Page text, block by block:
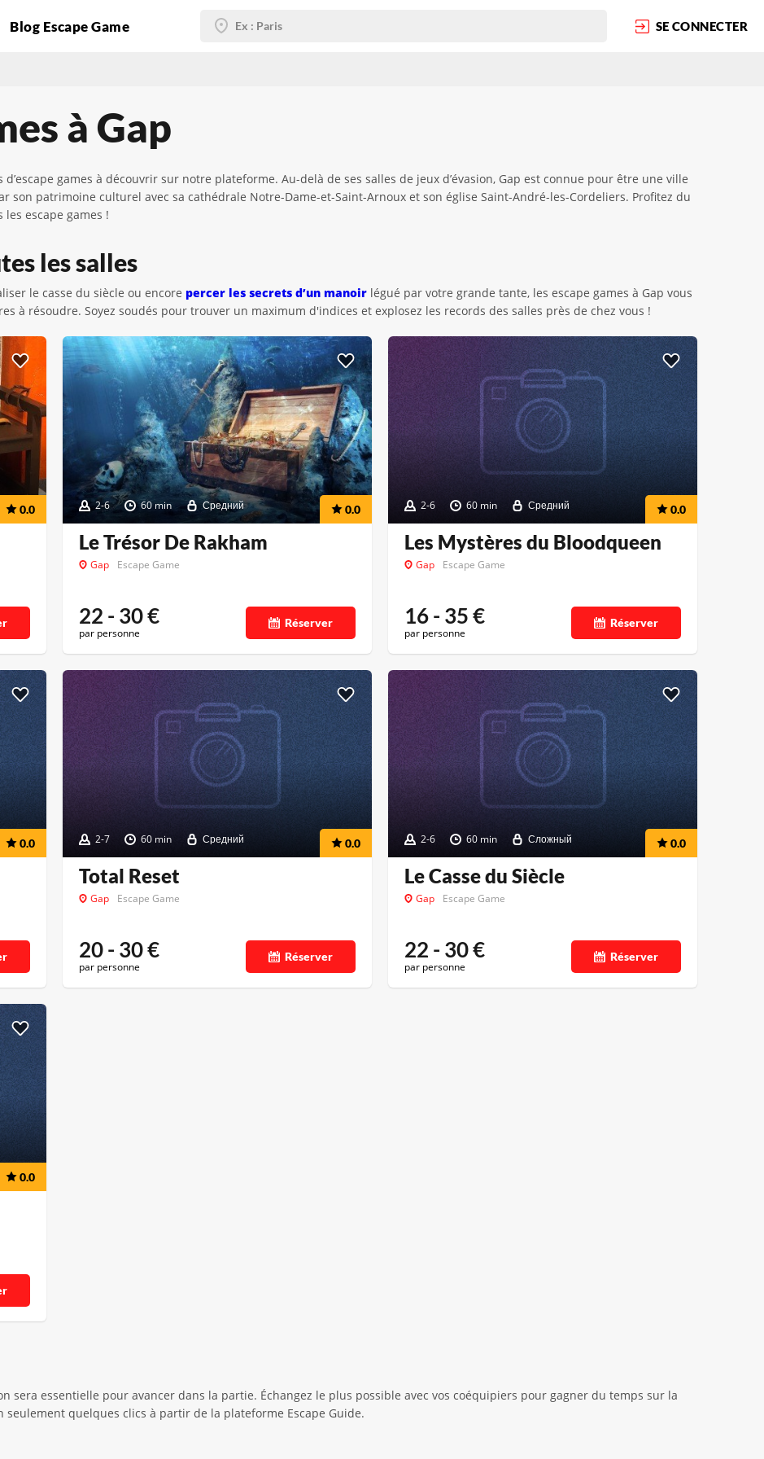
Blog Escape Game SE CONNECTER
à Gap
games à découvrir sur notre plateforme. Au-delà de ses salles de jeux d’évasion, Gap est connue pour être une ville
son patrimoine culturel avec sa cathédrale Notre-Dame-et-Saint-Arnoux et son église Saint-André-les-Cordeliers. Profitez du
escape games !
les salles
le casse du siècle ou encore percer les secrets d’un manoir légué par votre grande tante, les escape games à Gap vous
à résoudre. Soyez soudés pour trouver un maximum d'indices et explosez les records des salles près de chez vous !
0.0 2-6 60 min Средний 0.0
Le Trésor De Rakham
Gap Escape Game
22 - 30€
par personne
Réserver
2-6 60 min Средний 0.0
Les Mystères du Bloodqueen
Gap Escape Game
16 - 35€
par personne
Réserver
0.0 2-7 60 min Средний 0.0
Total Reset
Gap Escape Game
20 - 30€
par personne
Réserver
2-6 60 min Сложный 0.0
Le Casse du Siècle
Gap Escape Game
22 - 30€
par personne
Réserver
0.0
sera essentielle pour avancer dans la partie. Échangez le plus possible avec vos coéquipiers pour gagner du temps sur la
quelques clics à partir de la plateforme Escape Guide.